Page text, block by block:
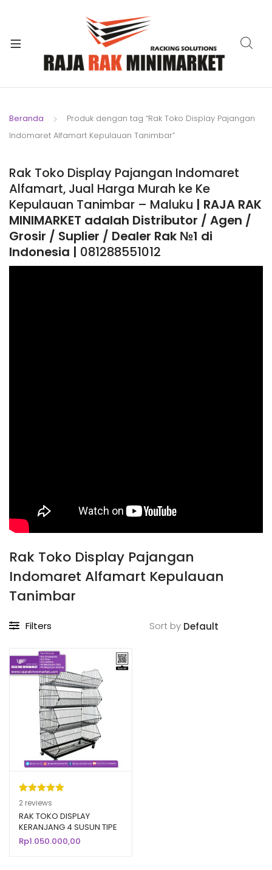
Beranda
Produk dengan tag “Rak Toko Display Pajangan
Indomaret Alfamart Kepulauan Tanimbar”
Rak Toko Display Pajangan Indomaret
Alfamart, Jual Harga Murah ke Ke
Kepulauan Tanimbar – Maluku | RAJA RAK
MINIMARKET adalah Distributor / Agen /
Grosir / Suplier / Dealer Rak №1 di
Indonesia | 081288551012
Rak Toko Display Pajangan
Indomaret Alfamart Kepulauan
Tanimbar
Filters Sort by
Peringkat
5.00 dari 5
berdasarka
n
2
penilaian
2 reviews
RAK TOKO DISPLAY
KERANJANG 4 SUSUN TIPE
RKS90
Rp1.050.000,00